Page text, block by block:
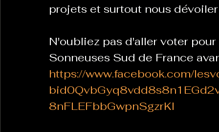
projets et surtout nous dévoiler
N'oubliez pas d'aller voter
Sonneuses Sud de France
https://www.facebook.com/
8nFLEFbbGwpnSgzrKl